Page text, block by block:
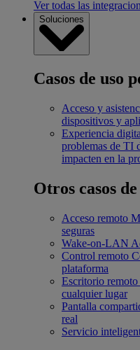
Ver todas las
Soluciones
Casos de uso
Acceso y
dispositivos y
Experiencia
problemas de TI
impacten en la
Otros casos de
Acceso remoto
seguras
Wake-on-LAN
Control remoto
plataforma
Escritorio remoto
cualquier lugar
Pantalla
real
Servicio